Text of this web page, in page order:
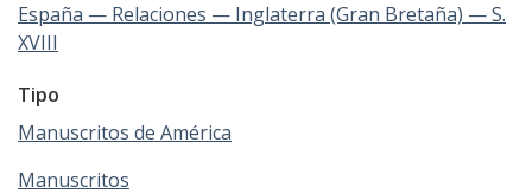
España — Relaciones — Inglaterra (Gran Bretaña) — S.
XVIII
Tipo
Manuscritos de América
Manuscritos